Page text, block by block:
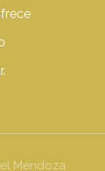
Mendoza